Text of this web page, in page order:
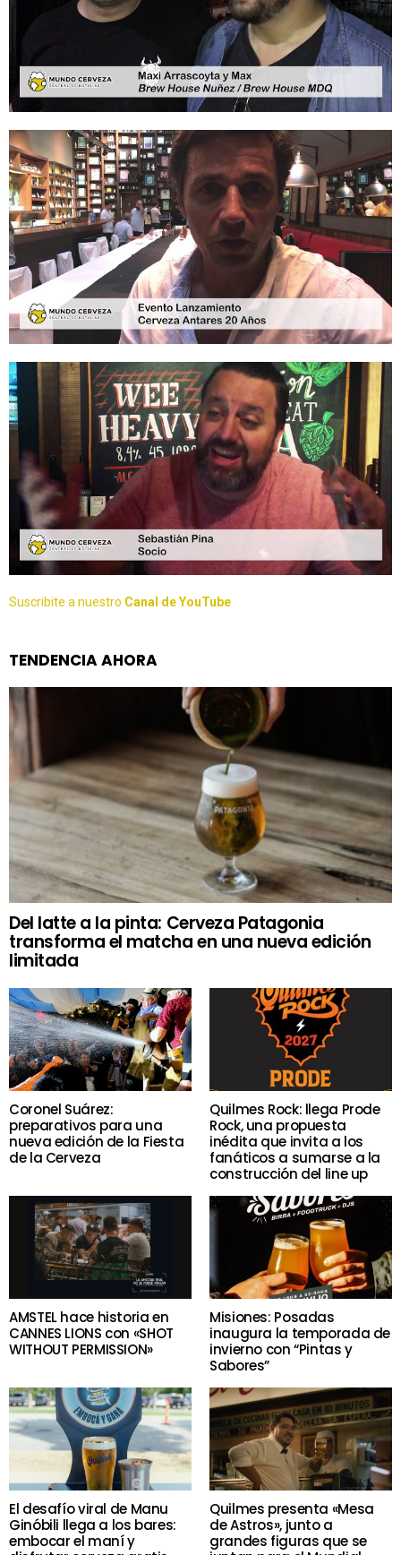
Suscribite a nuestro Canal de YouTube
TENDENCIA AHORA
Del latte a la pinta: Cerveza Patagonia
transforma el matcha en una nueva edición
limitada
Coronel Suárez:
preparativos para una
nueva edición de la Fiesta
de la Cerveza
Quilmes Rock: llega Prode
Rock, una propuesta
inédita que invita a los
fanáticos a sumarse a la
construcción del line up
AMSTEL hace historia en
CANNES LIONS con «SHOT
WITHOUT PERMISSION»
Misiones: Posadas
inaugura la temporada de
invierno con “Pintas y
Sabores”
El desafío viral de Manu
Ginóbili llega a los bares:
embocar el maní y
Quilmes presenta «Mesa
de Astros», junto a
grandes figuras que se